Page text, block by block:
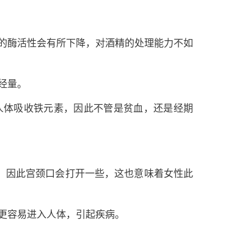
活性会有所下降，对酒精的处理能力不如
。
吸收铁元素，因此不管是贫血，还是经期
此宫颈口会打开一些，这也意味着女性此
易进入人体，引起疾病。